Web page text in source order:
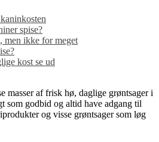
spise?
men ikke for meget
kost se ud
masser af frisk hø, daglige grøntsager i
som godbid og altid have adgang til
og visse grøntsager som løg